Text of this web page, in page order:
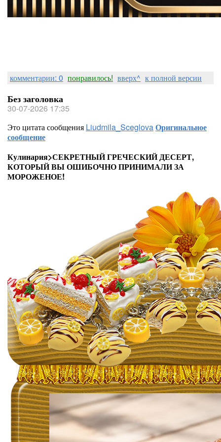
комментарии: 0 понравилось! вверх^ к полной версии
Без заголовка
30-07-2026 17:35
Это цитата сообщения Liudmila_SceglovaОригинальное
сообщение
Кулинария>СЕКРЕТНЫЙ ГРЕЧЕСКИЙ ДЕСЕРТ,
КОТОРЫЙ ВЫ ОШИБОЧНО ПРИНИМАЛИ ЗА
МОРОЖЕНОЕ!